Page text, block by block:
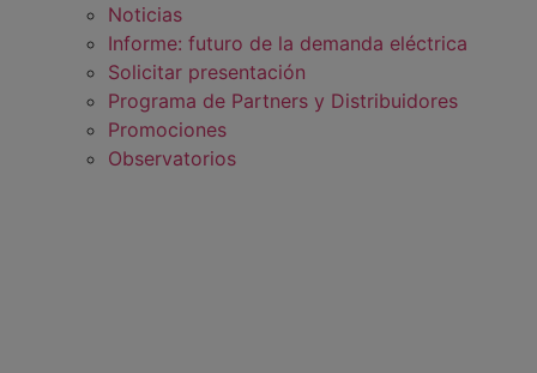
Noticias
Informe: futuro de la demanda eléctrica
Solicitar presentación
Programa de Partners y Distribuidores
Promociones
Observatorios